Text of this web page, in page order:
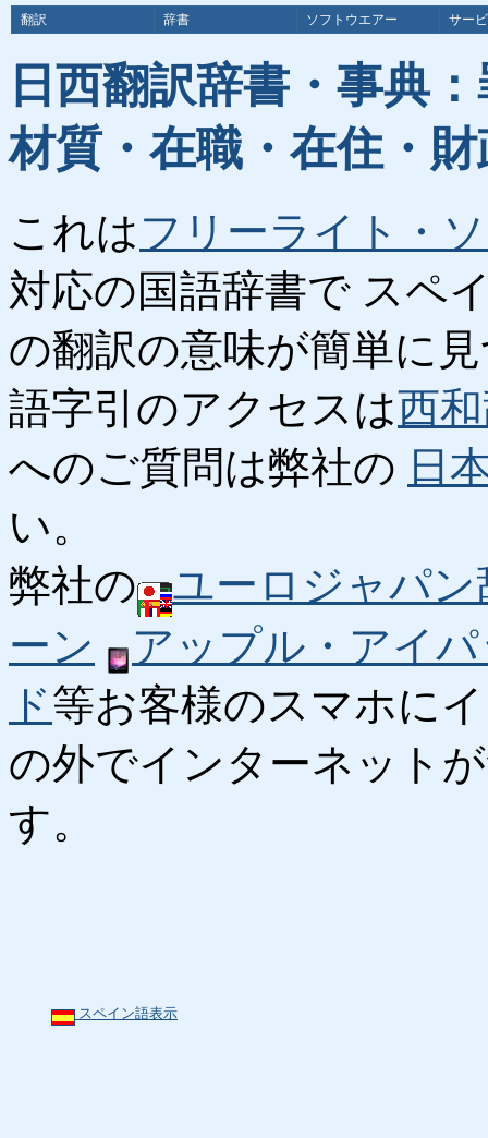
翻訳 辞書 ソフトウエアー サー
日西翻訳辞書・事典
材質・在職・在住・
これはフリーライト・
対応の国語辞書で スペ
の翻訳の意味が簡単に
語字引のアクセスは西
へのご質問は弊社の 日
い。
弊社の
ユーロジャパン
ーン
アップル・アイ
ド等お客様のスマホに
の外でインターネット
す。
スペイン語表示